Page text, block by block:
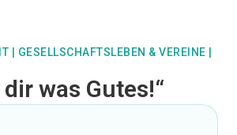
GESELLSCHAFTSLEBEN & VEREINE
dir was Gutes!“